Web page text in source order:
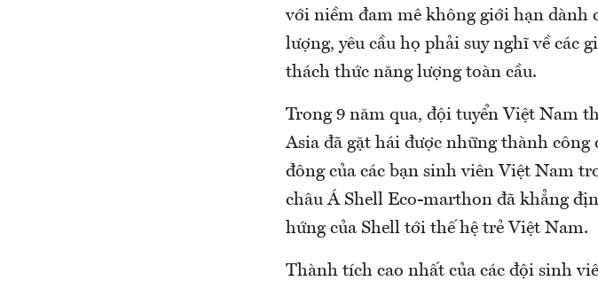
với niềm đam mê không giới hạn dành
lượng, yêu cầu họ phải suy nghĩ về các
thách thức năng lượng toàn cầu.
Trong 9 năm qua, đội tuyển Việt Nam
Asia đã gặt hái được những thành công
đông của các bạn sinh viên Việt Nam
châu Á Shell Eco-marthon đã khẳng
hứng của Shell tới thế hệ trẻ Việt Nam.
Thành tích cao nhất của các đội sinh